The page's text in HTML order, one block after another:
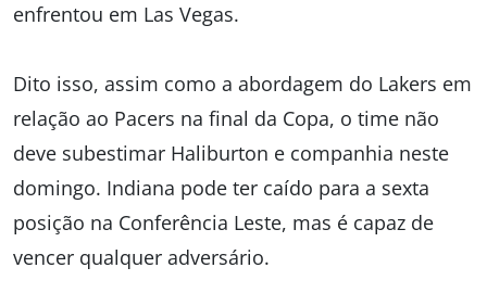
enfrentou em Las Vegas.
Dito isso, assim como a abordagem do Lakers em
relação ao Pacers na final da Copa, o time não
deve subestimar Haliburton e companhia neste
domingo. Indiana pode ter caído para a sexta
posição na Conferência Leste, mas é capaz de
vencer qualquer adversário.